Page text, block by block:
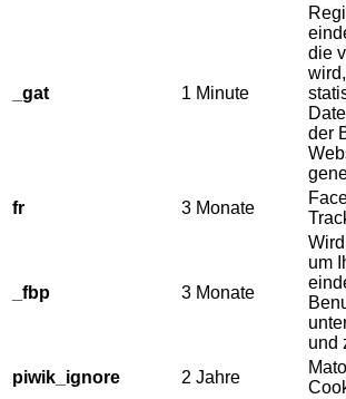
_gat 1 Minute
die
der
fr 3 Monate
_fbp 3 Monate
um
und
piwik_ignore 2 Jahre